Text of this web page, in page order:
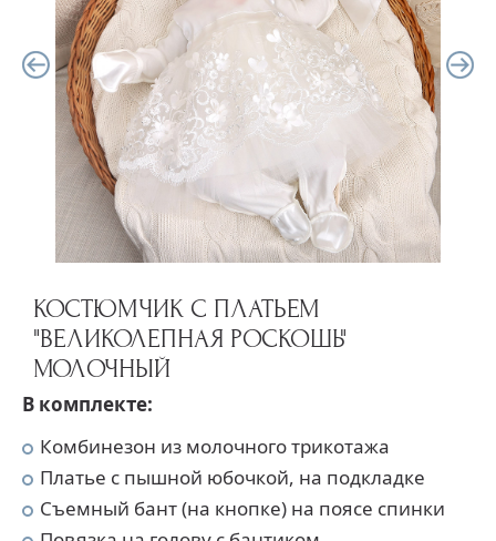
КОСТЮМЧИК С ПЛАТЬЕМ
"ВЕЛИКОЛЕПНАЯ РОСКОШЬ"
МОЛОЧНЫЙ
В комплекте:
Комбинезон из молочного трикотажа
Платье с пышной юбочкой, на подкладке
Съемный бант (на кнопке) на поясе спинки